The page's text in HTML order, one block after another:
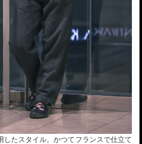
したスタイル。かつてフランスで仕立て